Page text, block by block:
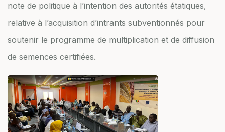
note de politique à l’intention des autorités étatiques,
relative à l’acquisition d’intrants subventionnés pour
soutenir le programme de multiplication et de diffusion
de semences certifiées.